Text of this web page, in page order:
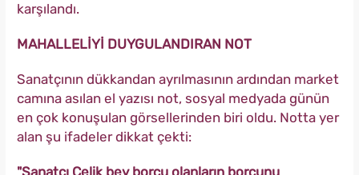
karşılandı.
MAHALLELİYİ DUYGULANDIRAN NOT
Sanatçının dükkandan ayrılmasının ardından market
camına asılan el yazısı not, sosyal medyada günün
en çok konuşulan görsellerinden biri oldu. Notta yer
alan şu ifadeler dikkat çekti: